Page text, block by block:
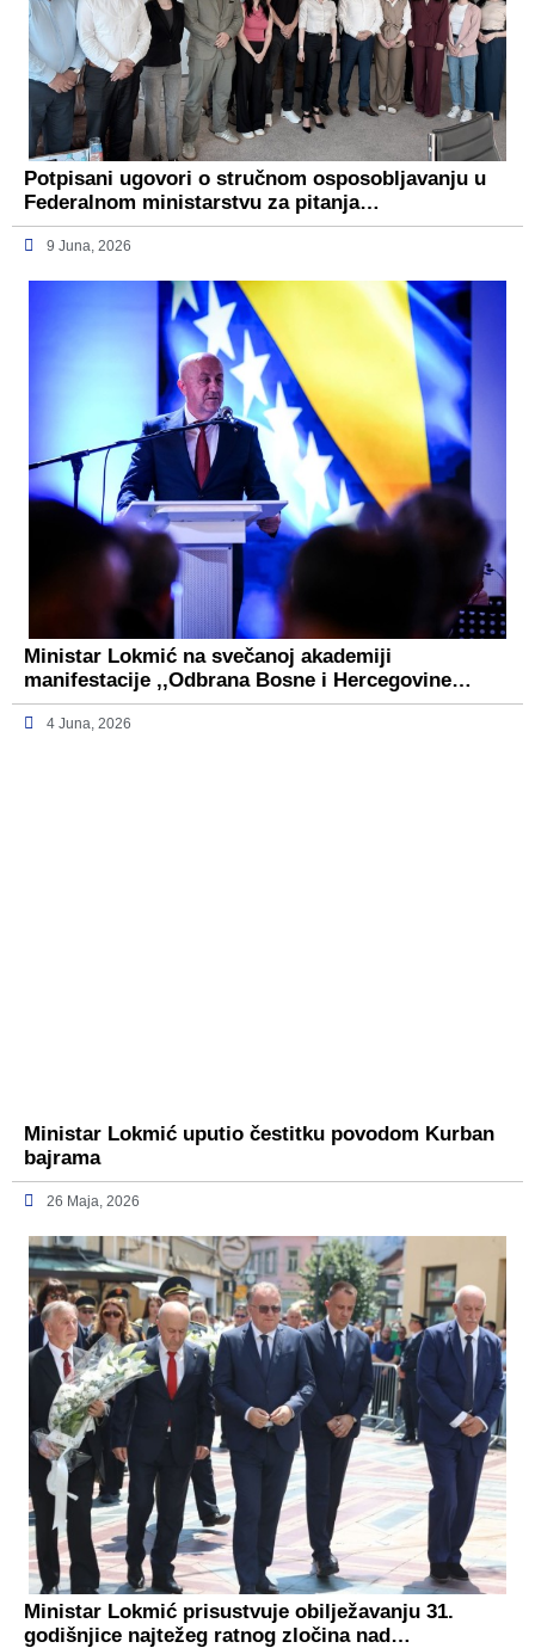
Potpisani ugovori o stručnom osposobljavanju u
Federalnom ministarstvu za pitanja…
9 Juna, 2026
Ministar Lokmić na svečanoj akademiji
manifestacije ,,Odbrana Bosne i Hercegovine…
4 Juna, 2026
Ministar Lokmić uputio čestitku povodom Kurban
bajrama
26 Maja, 2026
Ministar Lokmić prisustvuje obilježavanju 31.
godišnjice najtežeg ratnog zločina nad…